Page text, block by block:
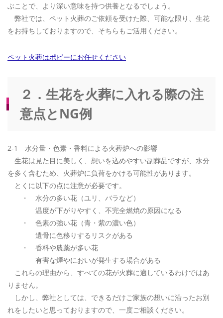
ぶことで、より深い意味を持つ供養となるでしょう。
弊社では、ペット火葬のご依頼を受けた際、可能な限り、生花
をお持ちしておりますので、そちらもご活用ください。
ペット火葬はポピーにお任せください
２．生花を火葬に入れる際の注
意点とNG例
2-1 水分量・色素・香料による火葬炉への影響
生花は見た目に美しく、想いを込めやすい副葬品ですが、水分
を多く含むため、火葬炉に負荷をかける可能性があります。
とくに以下の点に注意が必要です。
・ 水分の多い花（ユリ、バラなど）
温度が下がりやすく、不完全燃焼の原因になる
・ 色素の強い花（青・紫の濃い色）
遺骨に色移りするリスクがある
・ 香料や農薬が多い花
有害な煙やにおいが発生する場合がある
これらの理由から、すべての花が火葬に適しているわけではあ
りません。
しかし、弊社としては、できるだけご家族の想いに沿ったお別
れをしたいと思っておりますので、一度ご相談ください。